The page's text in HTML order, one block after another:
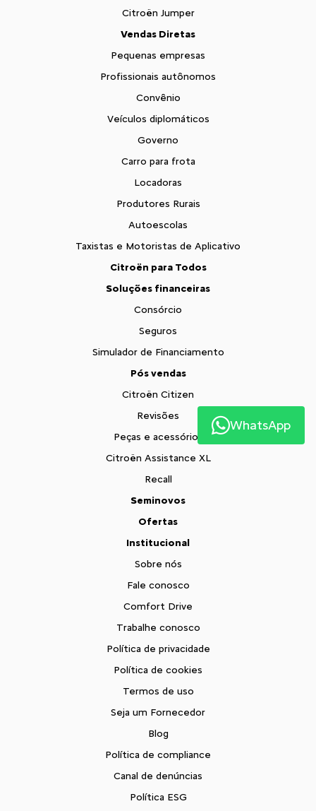
Citroën Jumper
Vendas Diretas
Pequenas empresas
Profissionais autônomos
Convênio
Veículos diplomáticos
Governo
Carro para frota
Locadoras
Produtores Rurais
Autoescolas
Taxistas e Motoristas de Aplicativo
Citroën para Todos
Soluções financeiras
Consórcio
Seguros
Simulador de Financiamento
Pós vendas
Citroën Citizen
Revisões
Peças e acessórios
Citroën Assistance XL
Recall
Seminovos
Ofertas
Institucional
Sobre nós
Fale conosco
Comfort Drive
Trabalhe conosco
Política de privacidade
Política de cookies
Termos de uso
Seja um Fornecedor
Blog
Política de compliance
Canal de denúncias
Política ESG
WhatsApp